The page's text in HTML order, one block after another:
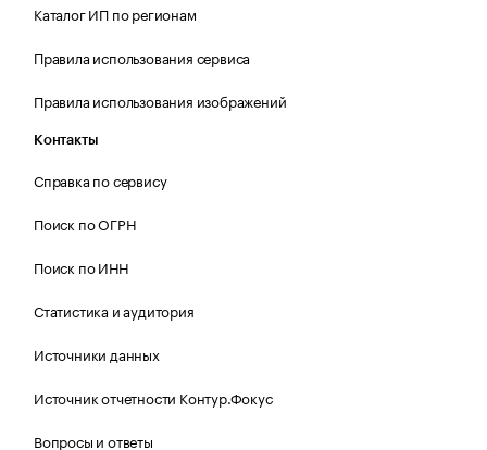
Каталог ИП по регионам
Правила использования сервиса
Правила использования изображений
Контакты
Справка по сервису
Поиск по ОГРН
Поиск по ИНН
Статистика и аудитория
Источники данных
Источник отчетности Контур.Фокус
Вопросы и ответы